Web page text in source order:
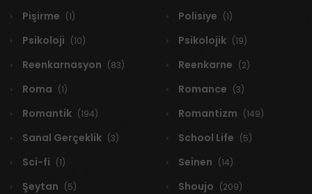
Pişirme (1) Polisiye (1)
Psikoloji (10) Psikolojik (19)
Reenkarnasyon (83) Reenkarne (2)
Roma (1) Romance (3)
Romantik (194) Romantizm (149)
Sanal Gerçeklik (3) School Life (5)
Sci-fi (1) Seinen (14)
Şeytan (5) Shoujo (209)